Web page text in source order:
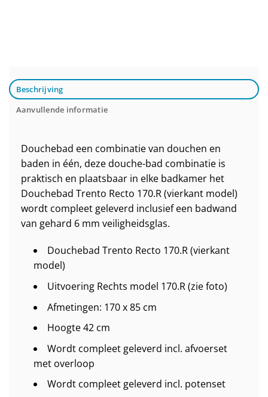
Beschrijving
Aanvullende informatie
Douchebad een combinatie van douchen en
baden in één, deze douche-bad combinatie is
praktisch en plaatsbaar in elke badkamer het
Douchebad Trento Recto 170.R (vierkant model)
wordt compleet geleverd inclusief een badwand
van gehard 6 mm veiligheidsglas.
Douchebad Trento Recto 170.R (vierkant
model)
Uitvoering Rechts model 170.R (zie foto)
Afmetingen: 170 x 85 cm
Hoogte 42 cm
Wordt compleet geleverd incl. afvoerset
met overloop
Wordt compleet geleverd incl. potenset